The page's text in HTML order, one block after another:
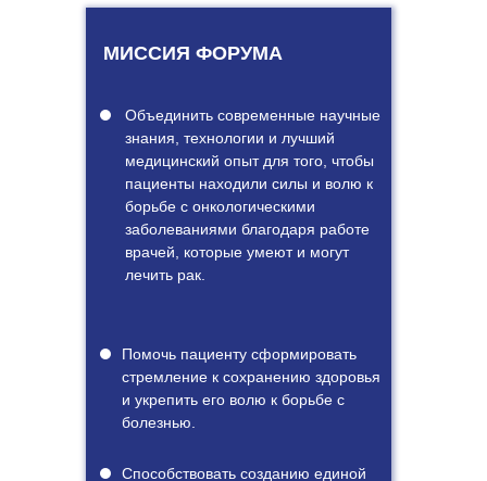
Объединить современные научные
знания, технологии и лучший
медицинский опыт для того, чтобы
пациенты находили силы и волю к
борьбе с онкологическими
заболеваниями благодаря работе
врачей, которые умеют и могут
лечить рак.
МИССИЯ ФОРУМА
Помочь пациенту сформировать
стремление к сохранению здоровья
и укрепить его волю к борьбе с
болезнью.
Способствовать созданию единой